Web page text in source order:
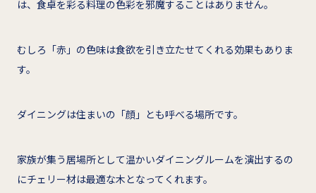
は、食卓を彩る料理の色彩を邪魔することはありません。
むしろ「赤」の色味は食欲を引き立たせてくれる効果もありま
す。
ダイニングは住まいの「顔」とも呼べる場所です。
家族が集う居場所として温かいダイニングルームを演出するの
にチェリー材は最適な木となってくれます。